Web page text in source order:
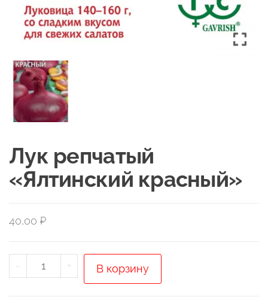
Лук репчатый
«Ялтинский красный»
40,00 ₽
-
Количество
товара
+ В корзину